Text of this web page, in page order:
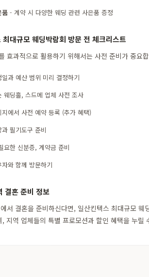
품 - 계약 시 다양한 웨딩 관련 사은품 증정
최대규모 웨딩박람회 방문 전 체크리스트
효과적으로 활용하기 위해서는 사전 준비가 중요
일과 예산 범위 미리 결정하기
웨딩홀, 스드메 업체 사전 조사
지에서 사전 예약 등록 (추가 혜택)
필기도구 준비
요한 신분증, 계약금 준비
자와 함께 방문하기
결혼 준비 정보
서 결혼을 준비하신다면, 일산킨텍스 최대규모
, 지역 업체들의 특별 프로모션과 할인 혜택을 누릴